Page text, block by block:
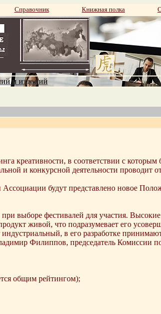
Справочник Книжная полка
и изданий
креативности, в соответствии с которым
и конкурсной деятельности проводит
Ассоциации будут представлено новое
выборе фестивалей для участия.
живой, что подразумевает его
в его разработке
Филиппов, председатель Комиссии
общим рейтингом);